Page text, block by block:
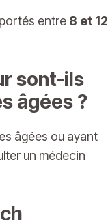
entre 8 et 12
sont-ils
âgées ?
âgées ou ayant
un médecin